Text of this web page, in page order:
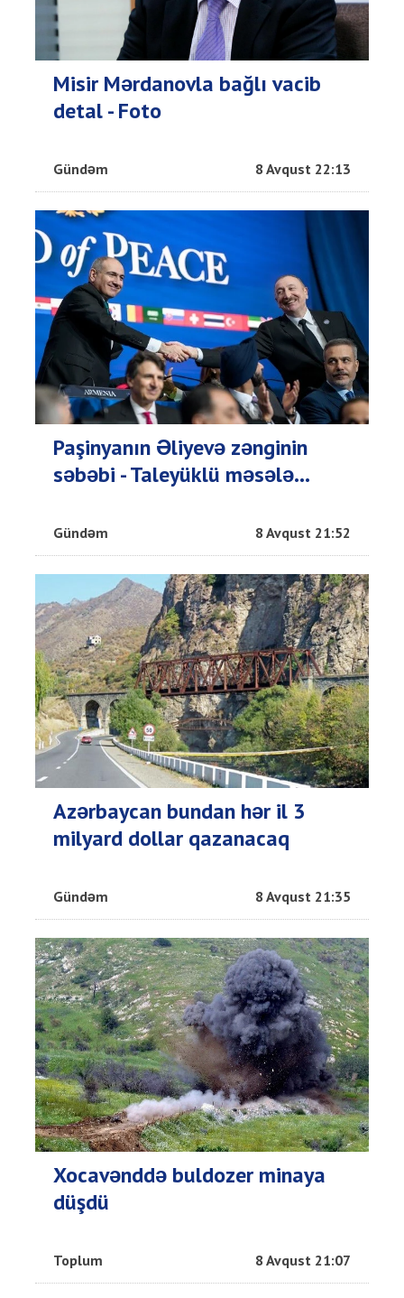
Misir Mərdanovla bağlı vacib
detal - Foto
Gündəm 8 Avqust 22:13
Paşinyanın Əliyevə zənginin
səbəbi - Taleyüklü məsələ...
Gündəm 8 Avqust 21:52
Azərbaycan bundan hər il 3
milyard dollar qazanacaq
Gündəm 8 Avqust 21:35
Xocavənddə buldozer minaya
düşdü
Toplum 8 Avqust 21:07